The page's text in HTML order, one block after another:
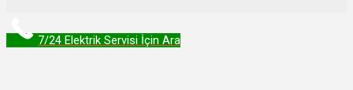
7/24 Elektrik Servisi İçin Ara